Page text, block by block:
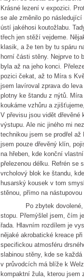
Krásné lezení v expozici.
se ale změnilo po
ústí jakéhosi koutožlabu.
třech jen stěží vejdeme.
klasik, a že ten by tu spáru
horní části stěny. Nejprve to
byla až na jeho konci.
pozici čekat, až to Míra s
jsem lavíroval zprava do
plotny ke štandu z nýtů.
koukáme vzhůru a
V převisu jsou vidět dřevěné
výstupu. Ale nic jiného mi
technikou jsem se prodřel
jsem pouze dřevěný klín,
na hřeben, kde konční
přelezenou délku. Refrén se
vrcholový blok ke štandu,
husarský kousek v tom
stěnou, přímo na
Po zbytek dovolené,
stopu. Přemýšlel jsem, čím
řada. Hlavním rozdílem je
nějaké akrobatické kreace
specifickou atmosféru
slabinou stěny, kde se
v průvodcích má blíže k
kompaktní žula, kterou jsem